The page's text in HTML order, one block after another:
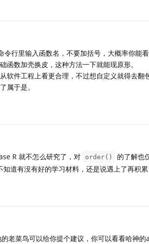
令行里输入函数名，不要加括号，大概率你能
函数加壳换皮，这种方法一下就能现原形。
软件工程上看更合理，不过想自定义就得去
属于是。
R 就不怎么研究了，对 order()
的了解也
道有没有好的学习材料，还是说遇上了再积累
老菜鸟可以给你提个建议，你可以看看哈神